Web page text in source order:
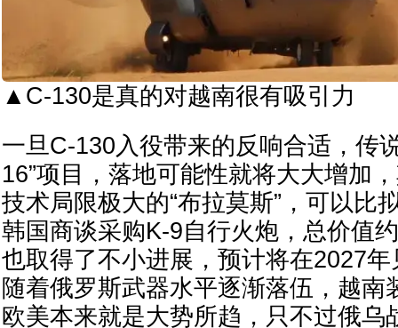
▲C-130是真的对越南很有吸引力
一旦C-130入役带来的反响合适，传
16”项目，落地可能性就将大大增加
技术局限极大的“布拉莫斯”，可以比
韩国商谈采购K-9自行火炮，总价值
也取得了不小进展，预计将在2027
随着俄罗斯武器水平逐渐落伍，越南
欧美本来就是大势所趋，只不过俄乌